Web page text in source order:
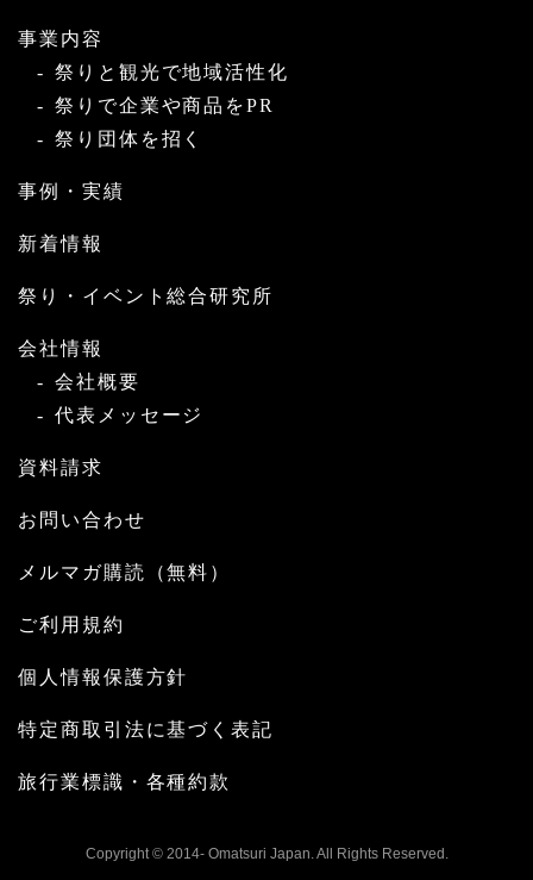
事業内容
祭りと観光で地域活性化
祭りで企業や商品をPR
祭り団体を招く
事例・実績
新着情報
祭り・イベント総合研究所
会社情報
会社概要
代表メッセージ
資料請求
お問い合わせ
メルマガ購読（無料）
ご利用規約
個人情報保護方針
特定商取引法に基づく表記
旅行業標識・各種約款
Copyright © 2014- Omatsuri Japan. All Rights Reserved.